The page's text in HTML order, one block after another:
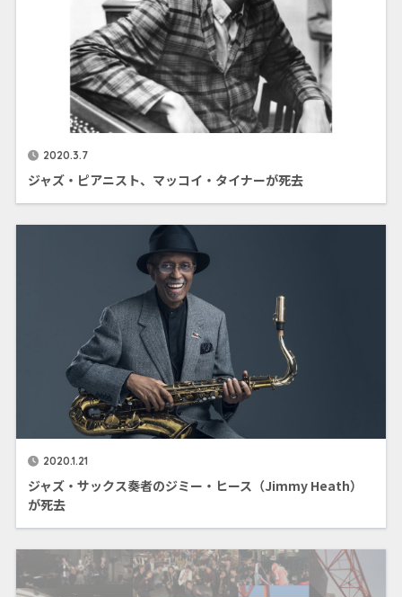
2020.3.7
ジャズ・ピアニスト、マッコイ・タイナーが死去
2020.1.21
ジャズ・サックス奏者のジミー・ヒース（Jimmy Heath）
が死去